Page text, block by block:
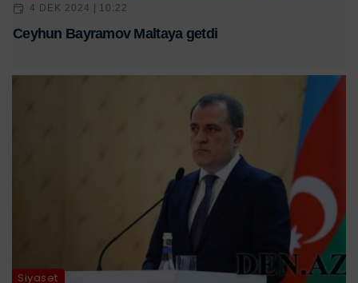
4 DEK 2024 | 10:22
Ceyhun Bayramov Maltaya getdi
Siyasət